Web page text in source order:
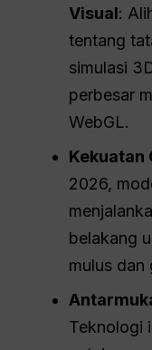
Visual:
tentang
simulasi
perbesar
WebGL.
Kekuatan
2026,
belakang
mulus dan
Teknologi